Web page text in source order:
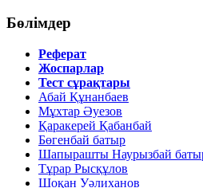
Бөлімдер
Реферат
Жоспарлар
Тест сұрақтары
Абай Құнанбаев
Мұхтар Әуезов
Қаракерей Қабанбай
Бөгенбай батыр
Шапырашты Наурызбай
Тұрар Рысқұлов
Шоқан Уәлиханов